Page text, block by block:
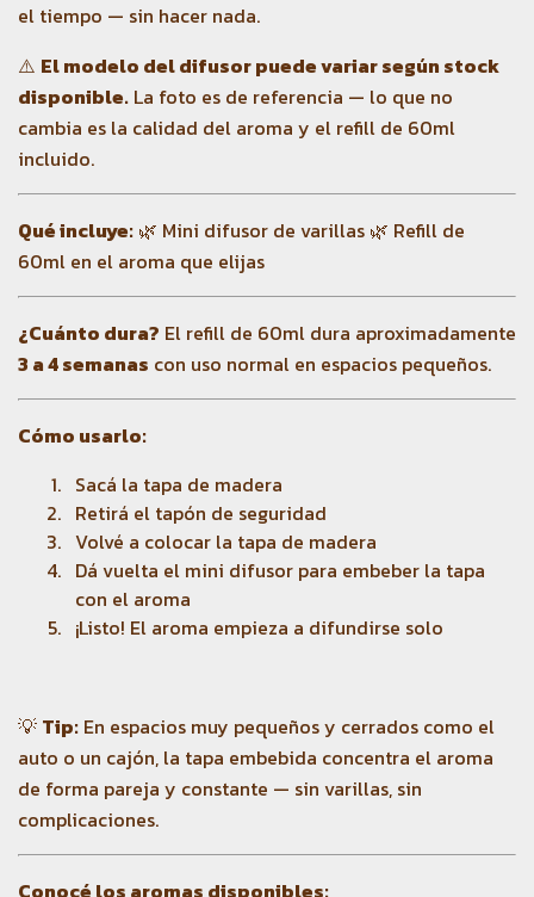
el tiempo — sin hacer nada.
⚠️ El modelo del difusor puede variar según stock
disponible. La foto es de referencia — lo que no
cambia es la calidad del aroma y el refill de 60ml
incluido.
Qué incluye: 🌿 Mini difusor de varillas 🌿 Refill de
60ml en el aroma que elijas
¿Cuánto dura? El refill de 60ml dura aproximadamente
3 a 4 semanas con uso normal en espacios pequeños.
Cómo usarlo:
Sacá la tapa de madera
Retirá el tapón de seguridad
Volvé a colocar la tapa de madera
Dá vuelta el mini difusor para embeber la tapa
con el aroma
¡Listo! El aroma empieza a difundirse solo
💡 Tip: En espacios muy pequeños y cerrados como el
auto o un cajón, la tapa embebida concentra el aroma
de forma pareja y constante — sin varillas, sin
complicaciones.
Conocé los aromas disponibles: